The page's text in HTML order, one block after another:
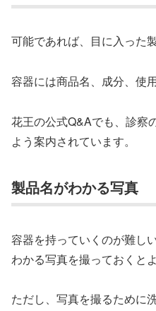
可能であれば、目に入った
容器には商品名、成分、使
花王の公式Q&Aでも、診察
よう案内されています。
製品名がわかる写真
容器を持っていくのが難し
わかる写真を撮っておくとよ
ただし、写真を撮るために